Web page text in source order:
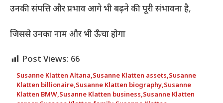
उनकी संपत्ति और प्रभाव आगे भी बढ़ने की पूरी संभावना है,
जिससे उनका नाम और भी ऊँचा होगा
Post Views: 66
Susanne Klatten Altana,Susanne Klatten assets,Susanne
Klatten billionaire,Susanne Klatten biography,Susanne
Klatten BMW,Susanne Klatten business,Susanne Klatten